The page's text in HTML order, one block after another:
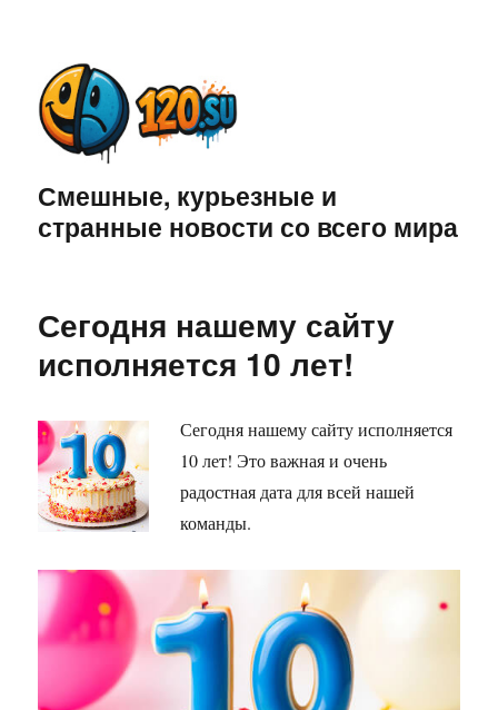
Смешные, курьезные и
странные новости со всего мира
Сегодня нашему сайту
исполняется 10 лет!
Сегодня нашему сайту исполняется
10 лет! Это важная и очень
радостная дата для всей нашей
команды.